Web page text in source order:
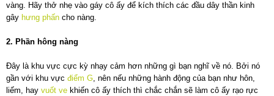
vàng. Hãy thở nhẹ vào gáy cô ấy để kích thích các đầu dây thần kinh
gây hưng phấn cho nàng.
2. Phần hông nàng
Đây là khu vực cực kỳ nhạy cảm hơn những gì bạn nghĩ về nó. Bởi nó
gần với khu vực điểm G, nên nếu những hành động của bạn như hôn,
liếm, hay vuốt ve khiến cô ấy thích thì chắc chắn sẽ làm cô ấy rạo rực